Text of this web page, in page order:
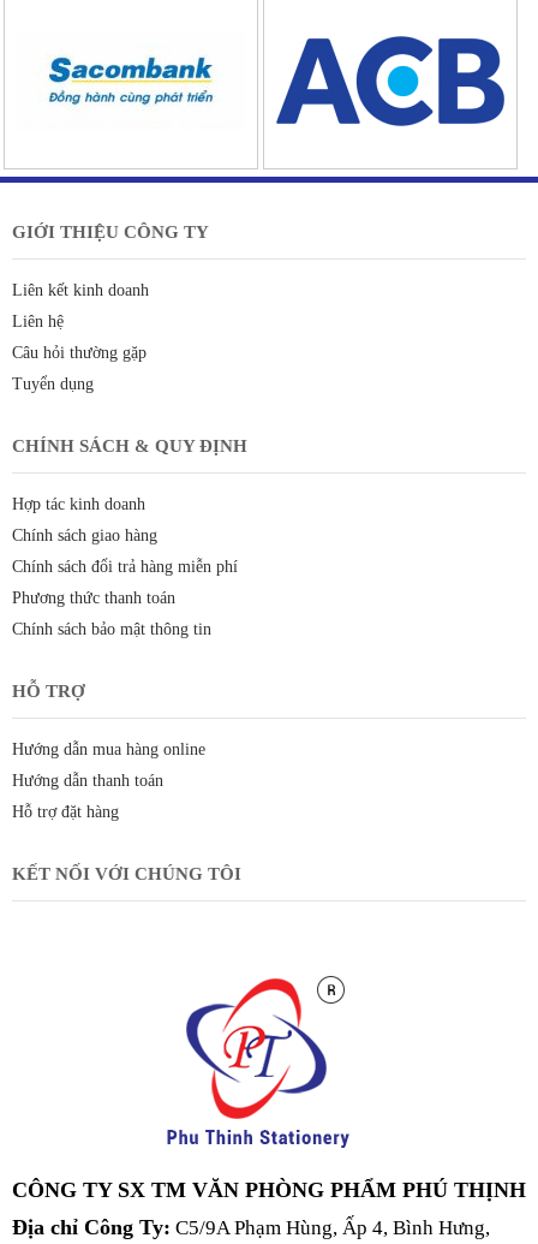
GIỚI THIỆU CÔNG TY
Liên kết kinh doanh
Liên hệ
Câu hỏi thường gặp
Tuyển dụng
CHÍNH SÁCH & QUY ĐỊNH
Hợp tác kinh doanh
Chính sách giao hàng
Chính sách đổi trả hàng miễn phí
Phương thức thanh toán
Chính sách bảo mật thông tin
HỖ TRỢ
Hướng dẫn mua hàng online
Hướng dẫn thanh toán
Hỗ trợ đặt hàng
KẾT NỐI VỚI CHÚNG TÔI
CÔNG TY SX TM VĂN PHÒNG PHẨM PHÚ THỊNH
Địa chỉ Công Ty: C5/9A Phạm Hùng, Ấp 4, Bình Hưng,